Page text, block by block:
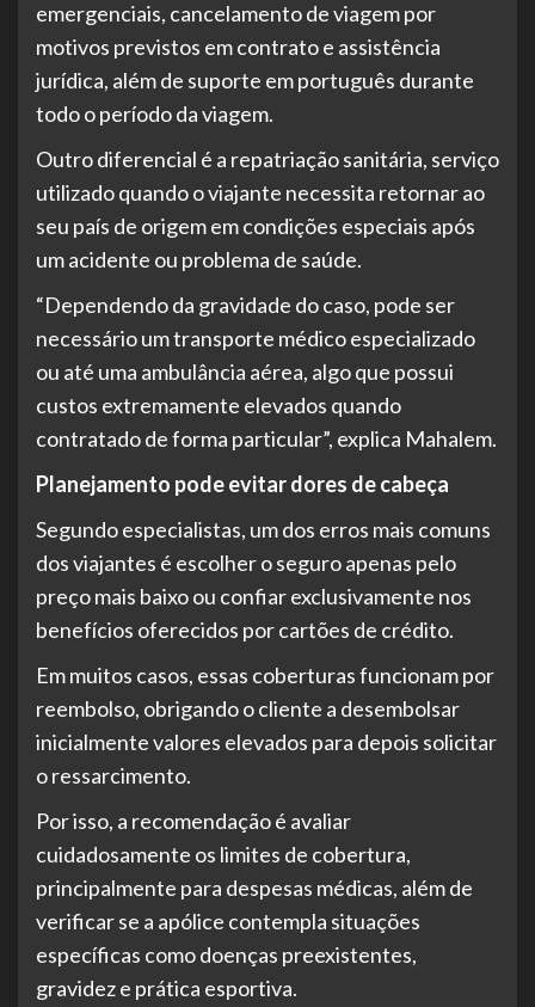
emergenciais, cancelamento de viagem por
motivos previstos em contrato e assistência
jurídica, além de suporte em português durante
todo o período da viagem.
Outro diferencial é a repatriação sanitária, serviço
utilizado quando o viajante necessita retornar ao
seu país de origem em condições especiais após
um acidente ou problema de saúde.
“Dependendo da gravidade do caso, pode ser
necessário um transporte médico especializado
ou até uma ambulância aérea, algo que possui
custos extremamente elevados quando
contratado de forma particular”, explica Mahalem.
Planejamento pode evitar dores de cabeça
Segundo especialistas, um dos erros mais comuns
dos viajantes é escolher o seguro apenas pelo
preço mais baixo ou confiar exclusivamente nos
benefícios oferecidos por cartões de crédito.
Em muitos casos, essas coberturas funcionam por
reembolso, obrigando o cliente a desembolsar
inicialmente valores elevados para depois solicitar
o ressarcimento.
Por isso, a recomendação é avaliar
cuidadosamente os limites de cobertura,
principalmente para despesas médicas, além de
verificar se a apólice contempla situações
específicas como doenças preexistentes,
gravidez e prática esportiva.